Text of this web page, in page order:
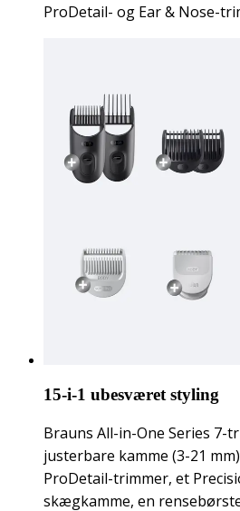
ProDetail- og Ear & Nose-
15-i-1 ubesværet styling
Brauns All-in-One Series 7-
justerbare kamme (3-21
ProDetail-trimmer, et
skægkamme, en